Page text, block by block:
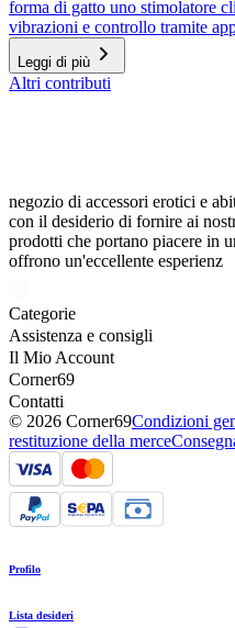
forma di gatto uno stimolatore
vibrazioni e controllo tramite
Leggi di più
Altri contributi
negozio di accessori erotici e
con il desiderio di fornire ai
prodotti che portano piacere in
offrono un'eccellente esperienz
Categorie
Assistenza e consigli
Il Mio Account
Corner69
Contatti
© 2026 Corner69Condizioni
restituzione della merce
Profilo
Lista desideri